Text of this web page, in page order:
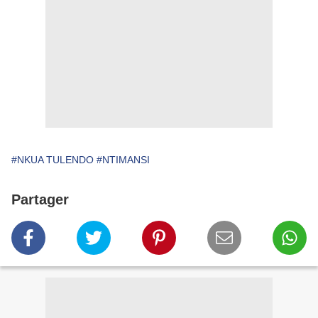
#NKUA TULENDO #NTIMANSI
Partager